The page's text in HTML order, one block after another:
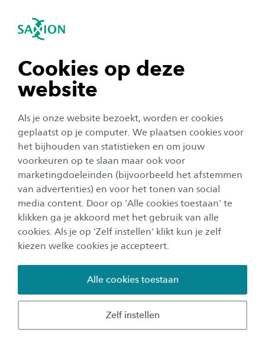
Cookies op deze
website
Als je onze website bezoekt, worden er cookies
geplaatst op je computer. We plaatsen cookies voor
het bijhouden van statistieken en om jouw
voorkeuren op te slaan maar ook voor
marketingdoeleinden (bijvoorbeeld het afstemmen
van advertenties) en voor het tonen van social
media content. Door op 'Alle cookies toestaan' te
klikken ga je akkoord met het gebruik van alle
cookies. Als je op 'Zelf instellen' klikt kun je zelf
kiezen welke cookies je accepteert.
Zelf instellen
Alle cookies toestaan
Navigatie openen
tonen
tonen
tonen
tonen
sluiten
Post-hbo leergang palliatieve zorg
Subnavigatie tonen
Post-hbo leergang palliatieve
zorg verpleegkundige
Ben jij hbo‑verpleegkundige en wil je je
specialiseren in palliatieve zorg? Met deze
leergang ontwikkel je waardevolle,